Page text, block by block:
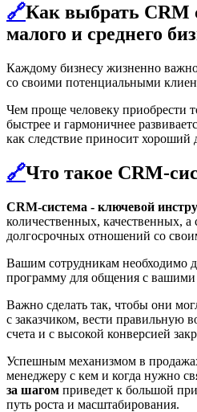
🔗Как выбрать CRM
малого и среднего
Каждому бизнесу жизненно
со своими потенциальными
Чем проще человеку приобрести
быстрее и гармоничнее
как следствие приносит хороший
🔗Что такое CRM-
CRM-система - ключевой
количественных, качественных, а
долгосрочных отношений со
Вашим сотрудникам необходимо
программу для общения с вашими
Важно сделать так, чтобы они
с заказчиком, вести правильную
счета и с высокой конверсией
Успешным механизмом в
менеджеру с кем и когда нужно
за шагом приведет к большой
путь роста и масштабирования.